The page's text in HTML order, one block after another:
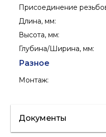
Присоединение
Длина, мм:
Высота, мм:
Глубина/Ширина, мм:
Разное
Монтаж:
Документы